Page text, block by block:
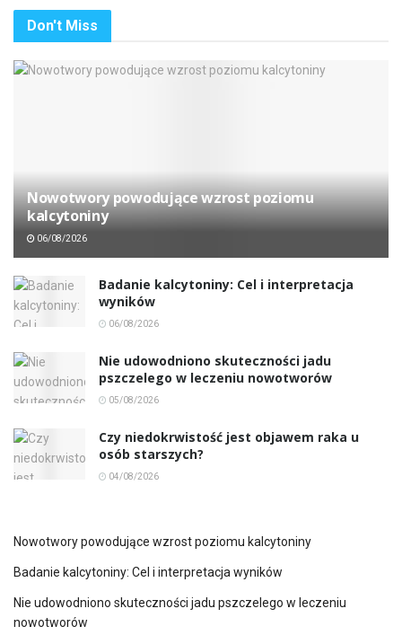
Don't Miss
Nowotwory powodujące wzrost poziomu
kalcytoniny
06/08/2026
Badanie kalcytoniny: Cel i interpretacja
wyników
06/08/2026
Nie udowodniono skuteczności jadu
pszczelego w leczeniu nowotworów
05/08/2026
Czy niedokrwistość jest objawem raka u
osób starszych?
04/08/2026
Nowotwory powodujące wzrost poziomu kalcytoniny
Badanie kalcytoniny: Cel i interpretacja wyników
Nie udowodniono skuteczności jadu pszczelego w leczeniu
nowotworów